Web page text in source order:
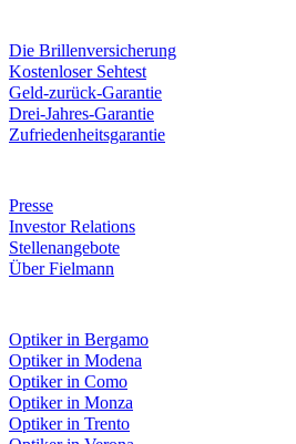
Die Brillenversicherung
Kostenloser Sehtest
Geld-zurück-Garantie
Drei-Jahres-Garantie
Zufriedenheitsgarantie
Presse
Investor Relations
Stellenangebote
Über Fielmann
Optiker in Bergamo
Optiker in Modena
Optiker in Como
Optiker in Monza
Optiker in Trento